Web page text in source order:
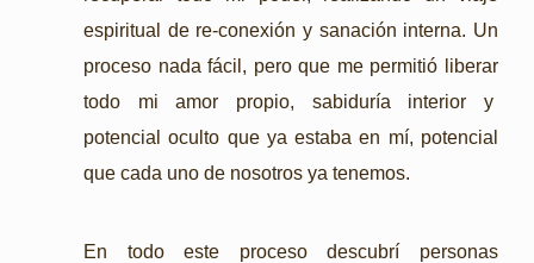
espiritual de re-conexión y sanación interna. Un
proceso nada fácil, pero que me permitió liberar
todo mi amor propio, sabiduría interior y
potencial oculto que ya estaba en mí, potencial
que cada uno de nosotros ya tenemos.
En todo este proceso descubrí personas